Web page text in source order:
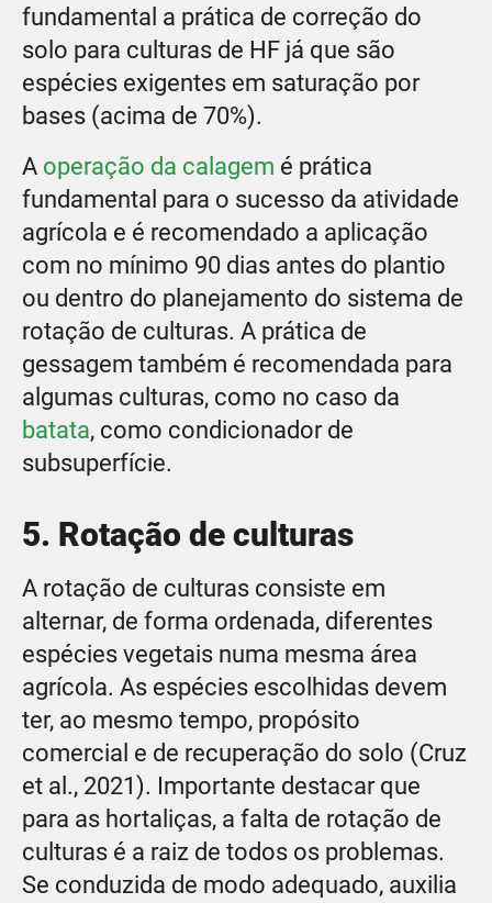
fundamental a prática de correção do
solo para culturas de HF já que são
espécies exigentes em saturação por
bases (acima de 70%).
A operação da calagem é prática
fundamental para o sucesso da atividade
agrícola e é recomendado a aplicação
com no mínimo 90 dias antes do plantio
ou dentro do planejamento do sistema de
rotação de culturas. A prática de
gessagem também é recomendada para
algumas culturas, como no caso da
batata, como condicionador de
subsuperfície.
5. Rotação de culturas
A rotação de culturas consiste em
alternar, de forma ordenada, diferentes
espécies vegetais numa mesma área
agrícola. As espécies escolhidas devem
ter, ao mesmo tempo, propósito
comercial e de recuperação do solo (Cruz
et al., 2021). Importante destacar que
para as hortaliças, a falta de rotação de
culturas é a raiz de todos os problemas.
Se conduzida de modo adequado, auxilia